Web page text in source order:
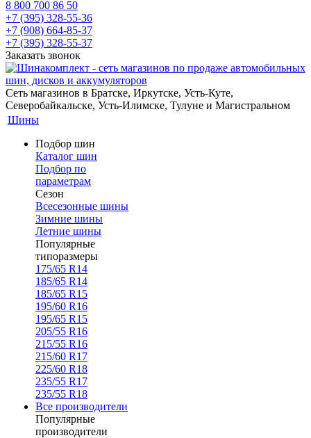
8 800 700 86 50
+7 (395) 328-55-36
+7 (908) 664-85-37
+7 (395) 328-55-37
Заказать звонок
Сеть магазинов в Братске, Иркутске, Усть-Куте,
Северобайкальске, Усть-Илимске, Тулуне и Магистральном
Шины
Подбор шин
Каталог шин
Подбор по
параметрам
Сезон
Всесезонные шины
Зимние шины
Летние шины
Популярные
типоразмеры
175/65 R14
185/65 R14
185/65 R15
195/60 R16
195/65 R15
205/55 R16
215/55 R16
215/60 R17
225/60 R18
235/55 R17
235/55 R18
Все производители
Популярные
производители